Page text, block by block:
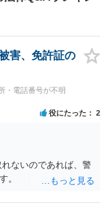
害、免許証の
・電話番号が不明
役にたった 2
ないのであれば、警
。